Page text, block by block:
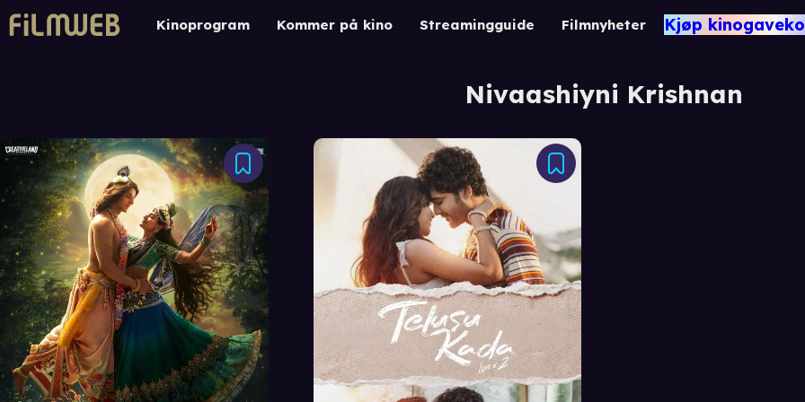
Kinoprogram Kommer på kino Streamingguide Filmnyheter Kjøp
Nivaashiyni Krishnan